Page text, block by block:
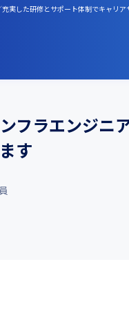
実した研修とサポート体制でキャリア
フラエンジニ
す